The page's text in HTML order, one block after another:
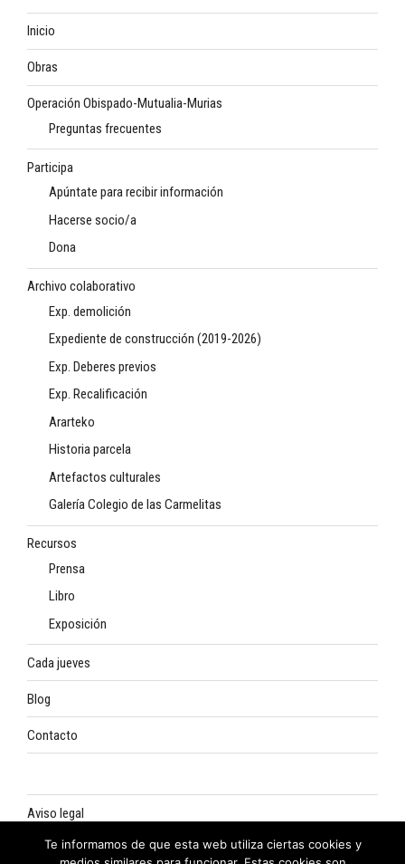
Inicio
Obras
Operación Obispado-Mutualia-Murias
Preguntas frecuentes
Participa
Apúntate para recibir información
Hacerse socio/a
Dona
Archivo colaborativo
Exp. demolición
Expediente de construcción (2019-2026)
Exp. Deberes previos
Exp. Recalificación
Ararteko
Historia parcela
Artefactos culturales
Galería Colegio de las Carmelitas
Recursos
Prensa
Libro
Exposición
Cada jueves
Blog
Contacto
Aviso legal
Política de privacidad
Te informamos de que esta web utiliza ciertas cookies y